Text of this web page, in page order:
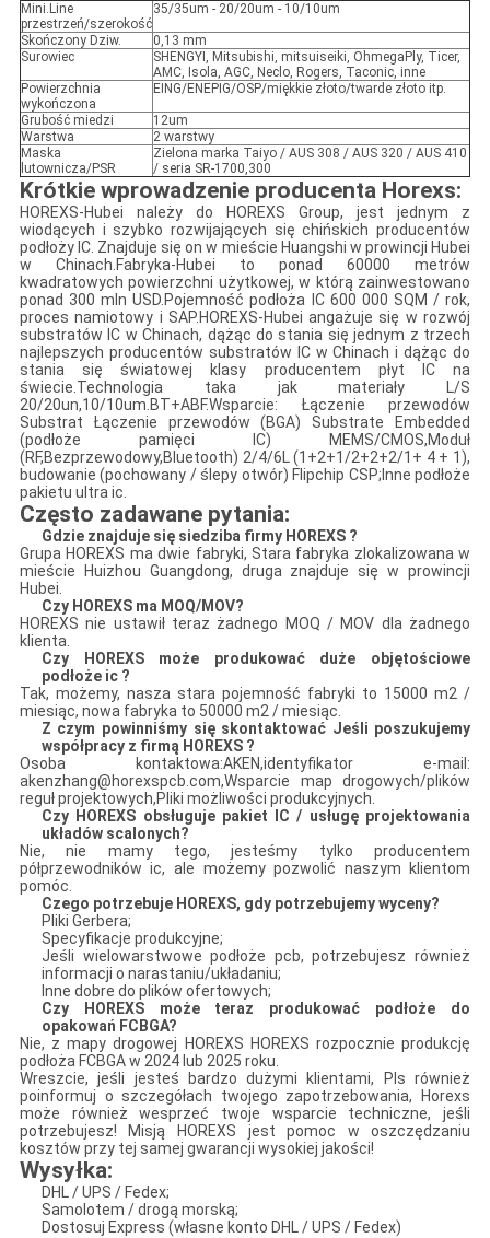
Mini.Line
przestrzeń/szerokość
35/35um - 20/20um - 10/10um
Skończony Dziw.
0,13 mm
Surowiec
SHENGYI, Mitsubishi, mitsuiseiki, OhmegaPly, Ticer,
AMC, Isola, AGC, Neclo, Rogers, Taconic, inne
Powierzchnia
wykończona
EING/ENEPIG/OSP/miękkie złoto/twarde złoto itp.
Grubość miedzi
12um
Warstwa
2 warstwy
Maska
lutownicza/PSR
Zielona marka Taiyo / AUS 308 / AUS 320 / AUS 410
/ seria SR-1700,300
Krótkie wprowadzenie producenta Horexs:
HOREXS-Hubei należy do HOREXS Group, jest jednym z
wiodących i szybko rozwijających się chińskich producentów
podłoży IC. Znajduje się on w mieście Huangshi w prowincji Hubei
w Chinach.Fabryka-Hubei to ponad 60000 metrów
kwadratowych powierzchni użytkowej, w którą zainwestowano
ponad 300 mln USD.Pojemność podłoża IC 600 000 SQM / rok,
proces namiotowy i SAP.HOREXS-Hubei angażuje się w rozwój
substratów IC w Chinach, dążąc do stania się jednym z trzech
najlepszych producentów substratów IC w Chinach i dążąc do
stania się światowej klasy producentem płyt IC na
świecie.Technologia taka jak materiały L/S
20/20un,10/10um.BT+ABF.Wsparcie: Łączenie przewodów
Substrat Łączenie przewodów (BGA) Substrate Embedded
(podłoże pamięci IC) MEMS/CMOS,Moduł
(RF,Bezprzewodowy,Bluetooth) 2/4/6L (1+2+1/2+2+2/1+ 4 + 1),
budowanie (pochowany / ślepy otwór) Flipchip CSP;Inne podłoże
pakietu ultra ic.
Często zadawane pytania:
Gdzie znajduje się siedziba firmy HOREXS ?
Grupa HOREXS ma dwie fabryki, Stara fabryka zlokalizowana w
mieście Huizhou Guangdong, druga znajduje się w prowincji
Hubei.
Czy HOREXS ma MOQ/MOV?
HOREXS nie ustawił teraz żadnego MOQ / MOV dla żadnego
klienta.
Czy HOREXS może produkować duże objętościowe
podłoże ic ?
Tak, możemy, nasza stara pojemność fabryki to 15000 m2 /
miesiąc, nowa fabryka to 50000 m2 / miesiąc.
Z czym powinniśmy się skontaktować Jeśli poszukujemy
współpracy z firmą HOREXS ?
Osoba kontaktowa:AKEN,identyfikator e-mail:
akenzhang@horexspcb.com,Wsparcie map drogowych/plików
reguł projektowych,Pliki możliwości produkcyjnych.
Czy HOREXS obsługuje pakiet IC / usługę projektowania
układów scalonych?
Nie, nie mamy tego, jesteśmy tylko producentem
półprzewodników ic, ale możemy pozwolić naszym klientom
pomóc.
Czego potrzebuje HOREXS, gdy potrzebujemy wyceny?
Pliki Gerbera;
Specyfikacje produkcyjne;
Jeśli wielowarstwowe podłoże pcb, potrzebujesz również
informacji o narastaniu/układaniu;
Inne dobre do plików ofertowych;
Czy HOREXS może teraz produkować podłoże do
opakowań FCBGA?
Nie, z mapy drogowej HOREXS HOREXS rozpocznie produkcję
podłoża FCBGA w 2024 lub 2025 roku.
Wreszcie, jeśli jesteś bardzo dużymi klientami, Pls również
poinformuj o szczegółach twojego zapotrzebowania, Horexs
może również wesprzeć twoje wsparcie techniczne, jeśli
potrzebujesz! Misją HOREXS jest pomoc w oszczędzaniu
kosztów przy tej samej gwarancji wysokiej jakości!
Wysyłka:
DHL / UPS / Fedex;
Samolotem / drogą morską;
Dostosuj Express (własne konto DHL / UPS / Fedex)